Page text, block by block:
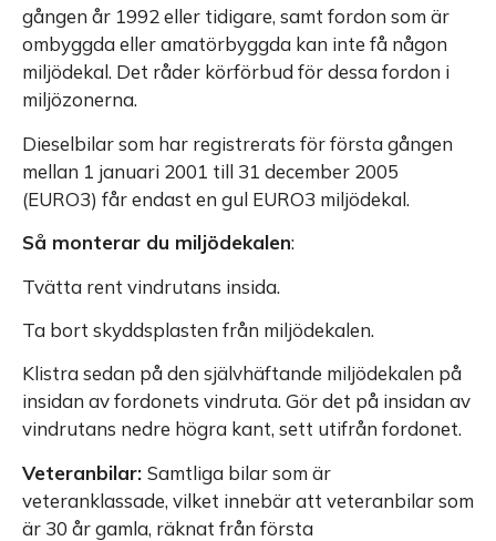
gången år 1992 eller tidigare, samt fordon som är
ombyggda eller amatörbyggda kan inte få någon
miljödekal. Det råder körförbud för dessa fordon i
miljözonerna.
Dieselbilar som har registrerats för första gången
mellan 1 januari 2001 till 31 december 2005
(EURO3) får endast en gul EURO3 miljödekal.
Så monterar du miljödekalen:
Tvätta rent vindrutans insida.
Ta bort skyddsplasten från miljödekalen.
Klistra sedan på den självhäftande miljödekalen på
insidan av fordonets vindruta. Gör det på insidan av
vindrutans nedre högra kant, sett utifrån fordonet.
Veteranbilar: Samtliga bilar som är
veteranklassade, vilket innebär att veteranbilar som
är 30 år gamla, räknat från första